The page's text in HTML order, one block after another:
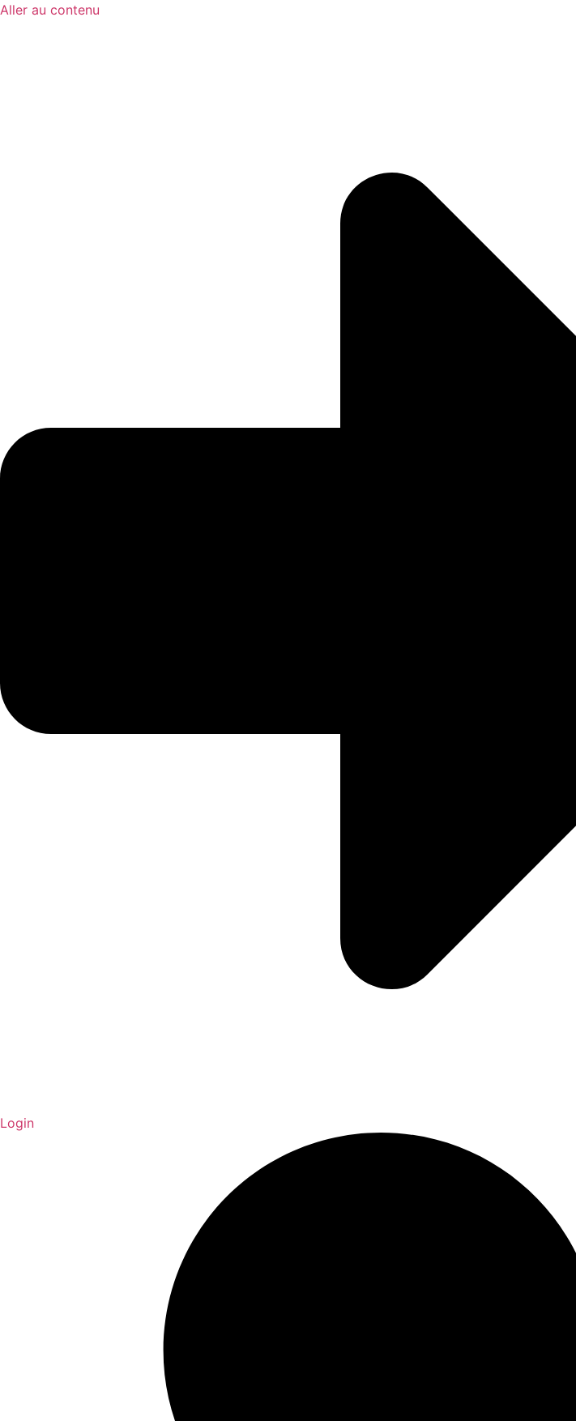
Aller au contenu
Login